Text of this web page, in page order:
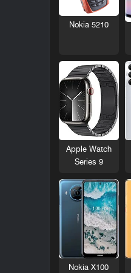
Nokia 5210
Apple Watch
Series 9
Nokia X100